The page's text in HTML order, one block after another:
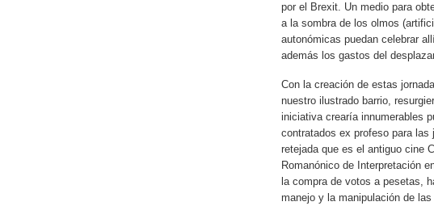
por el Brexit. Un medio para
a la sombra de los olmos
autonómicas puedan celebrar
además los gastos del
Con la creación de estas
nuestro ilustrado barrio,
iniciativa crearía innumerables
contratados ex profeso para
retejada que es el antiguo cine
Romanónico de Interpretación
la compra de votos a pesetas,
manejo y la manipulación de